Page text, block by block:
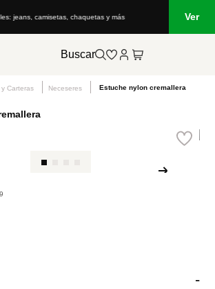
jeans, camisetas, chaquetas y más Ver
Buscar
Carteras Neceseres Estuche nylon cremallera
-